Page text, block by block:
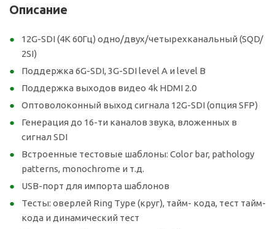
Описание
12G-SDI (4K 60Гц) одно/двух/четырехканальный (SQD/
2SI)
Поддержка 6G-SDI, 3G-SDI level A и level B
Поддержка выходов видео 4k HDMI 2.0
Оптоволоконный выход сигнала 12G-SDI (опция SFP)
Генерация до 16-ти каналов звука, вложенных в
сигнал SDI
Встроенные тестовые шаблоны: Color bar, pathology
patterns, monochrome и т.д.
USB-порт для импорта шаблонов
Тесты: оверлей Ring Type (круг), тайм- кода, тест тайм-
кода и динамический тест